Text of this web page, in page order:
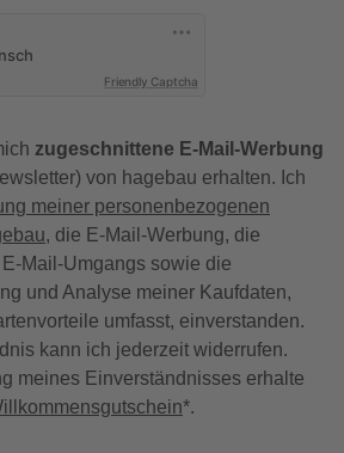
Friendly Captcha
zugeschnittene E-Mail-Werbung
von hagebau erhalten. Ich
meiner personenbezogenen
, die E-Mail-Werbung, die
Mail-Umgangs sowie die
und Analyse meiner Kaufdaten,
umfasst, einverstanden.
kann ich jederzeit widerrufen.
meines Einverständnisses erhalte
*.